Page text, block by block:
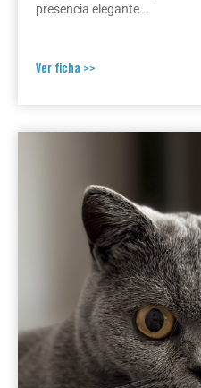
presencia elegante...
Ver ficha >>